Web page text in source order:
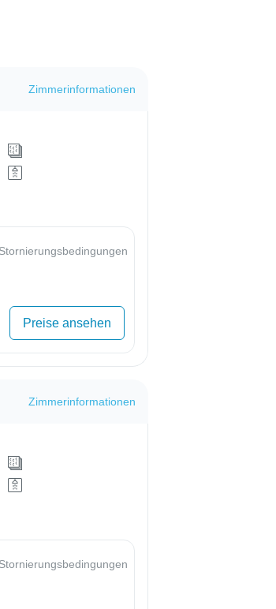
Zimmerinformationen
Stornierungsbedingungen
Preise ansehen
Zimmerinformationen
Stornierungsbedingungen